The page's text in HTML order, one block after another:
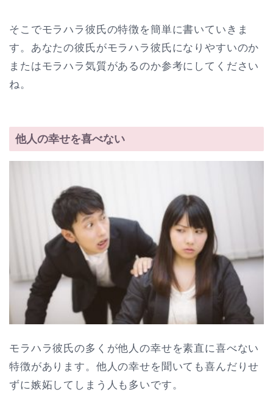
そこでモラハラ彼氏の特徴を簡単に書いていきま
す。あなたの彼氏がモラハラ彼氏になりやすいのか
またはモラハラ気質があるのか参考にしてください
ね。
他人の幸せを喜べない
モラハラ彼氏の多くが他人の幸せを素直に喜べない
特徴があります。他人の幸せを聞いても喜んだりせ
ずに嫉妬してしまう人も多いです。